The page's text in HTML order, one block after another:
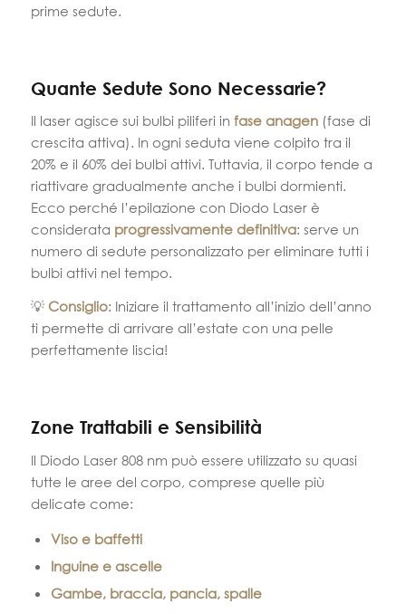
prime sedute.
Quante Sedute Sono Necessarie?
Il laser agisce sui bulbi piliferi in fase anagen (fase di
crescita attiva). In ogni seduta viene colpito tra il
20% e il 60% dei bulbi attivi. Tuttavia, il corpo tende a
riattivare gradualmente anche i bulbi dormienti.
Ecco perché l’epilazione con Diodo Laser è
considerata progressivamente definitiva: serve un
numero di sedute personalizzato per eliminare tutti i
bulbi attivi nel tempo.
💡 Consiglio: Iniziare il trattamento all’inizio dell’anno
ti permette di arrivare all’estate con una pelle
perfettamente liscia!
Zone Trattabili e Sensibilità
Il Diodo Laser 808 nm può essere utilizzato su quasi
tutte le aree del corpo, comprese quelle più
delicate come:
Viso e baffetti
Inguine e ascelle
Gambe, braccia, pancia, spalle